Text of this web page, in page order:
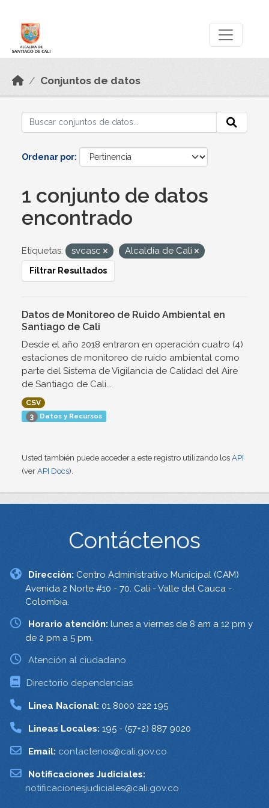
Conjuntos de datos
Ordenar por
1 conjunto de datos
encontrado
Etiquetas: svcasc Alcaldía de Cali
Filtrar Resultados
Datos de Monitoreo de Ruido Ambiental en
Santiago de Cali
Desde el año 2018 entraron en operación cuatro (4)
estaciones de monitoreo de ruido ambiental como
parte del Sistema de Vigilancia de Calidad del Aire
de Santiago de Cali...
CSV
3 Datos y Recursos
Usted también puede acceder a este registro utilizando los API
(ver API Docs).
Contáctenos
Dirección: Centro Administrativo Municipal (CAM)
Avenida 2 Norte #10 - 70. Cali - Valle del Cauca -
Colombia.
Horario atención: lunes a viernes de 8 am a 12 pm y
de 2 pm a 5 pm.
Atención al ciudadano
Directorio dependencias
Linea Nacional: 01 8000 222 195
Lineas Locales: 195 - (57+2) 887 9020
Email: contactenos@cali.gov.co
Notificaciones Judiciales:
notificacionesjudiciales@cali.gov.co